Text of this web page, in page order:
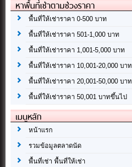
หาพื้นที่เช่าตามช่วงราคา
พื้นที่ให้เช่าราคา 0-500 บาท
พื้นที่ให้เช่าราคา 501-1,000 บาท
พื้นที่ให้เช่าราคา 1,001-5,000 บาท
พื้นที่ให้เช่าราคา 10,001-20,000 บาท
พื้นที่ให้เช่าราคา 20,001-50,000 บาท
พื้นที่ให้เช่าราคา 50,001 บาทขึ้นไป
เมนูหลัก
หน้าแรก
รวมข้อมูลตลาดนัด
พื้นที่เช่า พื้นที่ให้เช่า